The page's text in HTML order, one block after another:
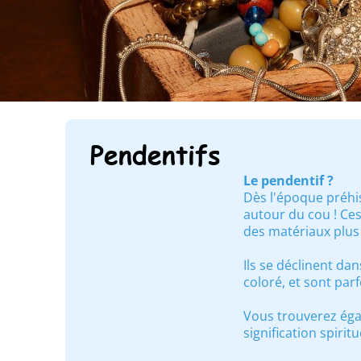
Pendentifs
Le pendentif ?
Dès l'époque
autour du cou !
des matériaux
Ils se déclinent
coloré, et sont
Vous trouverez
signification